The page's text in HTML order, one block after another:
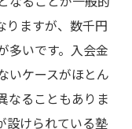
引の活用
ぶ
て学べる環境
りますが、数千円
多いです。入会金
いケースがほとん
なることもありま
設けられている塾